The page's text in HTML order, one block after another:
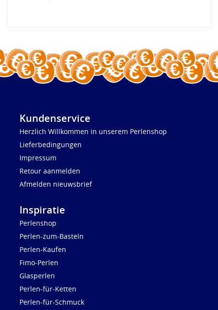
Kundenservice
Herzlich Willkommen in unserem Perlenshop
Lieferbedingungen
Impressum
Retour aanmelden
Afmelden nieuwsbrief
Inspiratie
Perlenshop
Perlen-zum-Basteln
Perlen-Kaufen
Fimo-Perlen
Glasperlen
Perlen-für-Ketten
Perlen-für-Schmuck